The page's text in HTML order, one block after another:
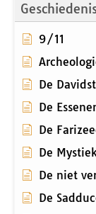
9/11
De
De
De
De
De niet
De